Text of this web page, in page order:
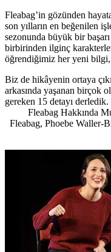
Fleabag’in gözünden
son yılların en beğenilen
sezonunda büyük bir
birbirinden ilginç
öğrendiğimiz her yeni bilgi,
Biz de hikâyenin ortaya
arkasında yaşanan birçok
gereken 15 detayı derledik.
Fleabag Hakkında
Fleabag, Phoebe Waller-